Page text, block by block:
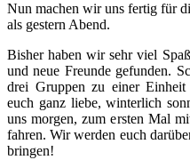
Nun machen wir uns fertig für
als gestern Abend.
Bisher haben wir sehr viel
und neue Freunde gefunden.
drei Gruppen zu einer Einheit
euch ganz liebe, winterlich
uns morgen, zum ersten Mal
fahren. Wir werden euch
bringen!